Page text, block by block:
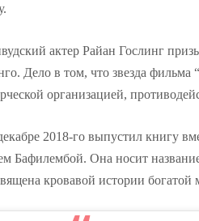
актер Райан Гослинг
Дело в том, что звезда
организацией,
2018-го выпустил книгу
Бафилембой. Она носит
кровавой истории богатой